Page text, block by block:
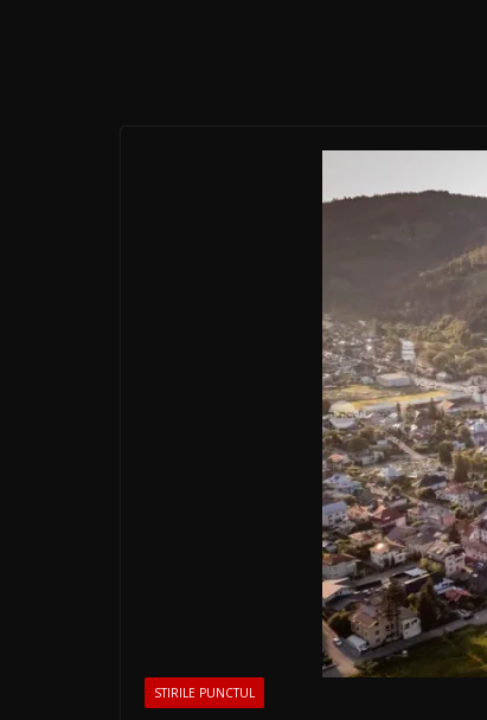
STIRILE PUNCTUL